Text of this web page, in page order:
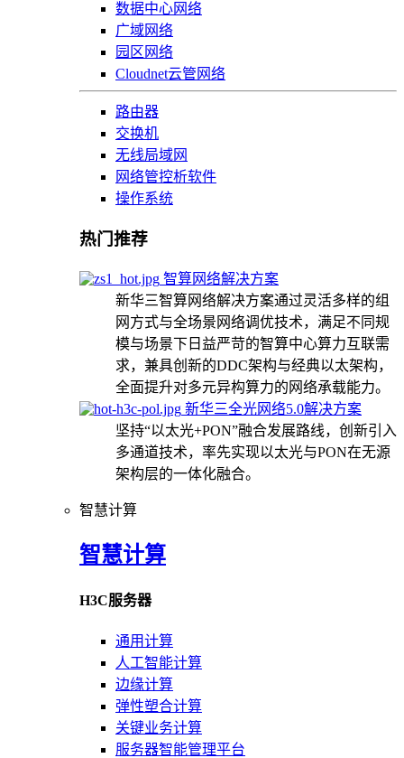
数据中心网络
广域网络
园区网络
Cloudnet云管网络
路由器
交换机
无线局域网
网络管控析软件
操作系统
热门推荐
智算网络解决方案
新华三智算网络解决方案通过灵活多样的组
网方式与全场景网络调优技术，满足不同规
模与场景下日益严苛的智算中心算力互联需
求，兼具创新的DDC架构与经典以太架构，
全面提升对多元异构算力的网络承载能力。
新华三全光网络5.0解决方案
坚持“以太光+PON”融合发展路线，创新引入
多通道技术，率先实现以太光与PON在无源
架构层的一体化融合。
智慧计算
智慧计算
H3C服务器
通用计算
人工智能计算
边缘计算
弹性塑合计算
关键业务计算
服务器智能管理平台